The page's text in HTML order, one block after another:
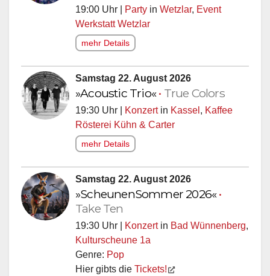
19:00 Uhr | Party in Wetzlar, Event
Werkstatt Wetzlar
mehr Details
Samstag 22. August 2026
»Acoustic Trio«• True Colors
19:30 Uhr | Konzertin Kassel , Kaffee
Rösterei Kühn & Carter
mehr Details
Samstag 22. August 2026
»ScheunenSommer 2026«•
Take Ten
19:30 Uhr | Konzertin Bad Wünnenberg,
Kulturscheune 1a
Genre: Pop
Hier gibts die Tickets!